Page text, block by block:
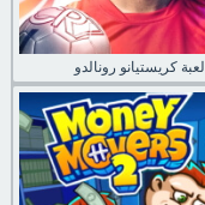
لعبة كريستيانو رونالدو